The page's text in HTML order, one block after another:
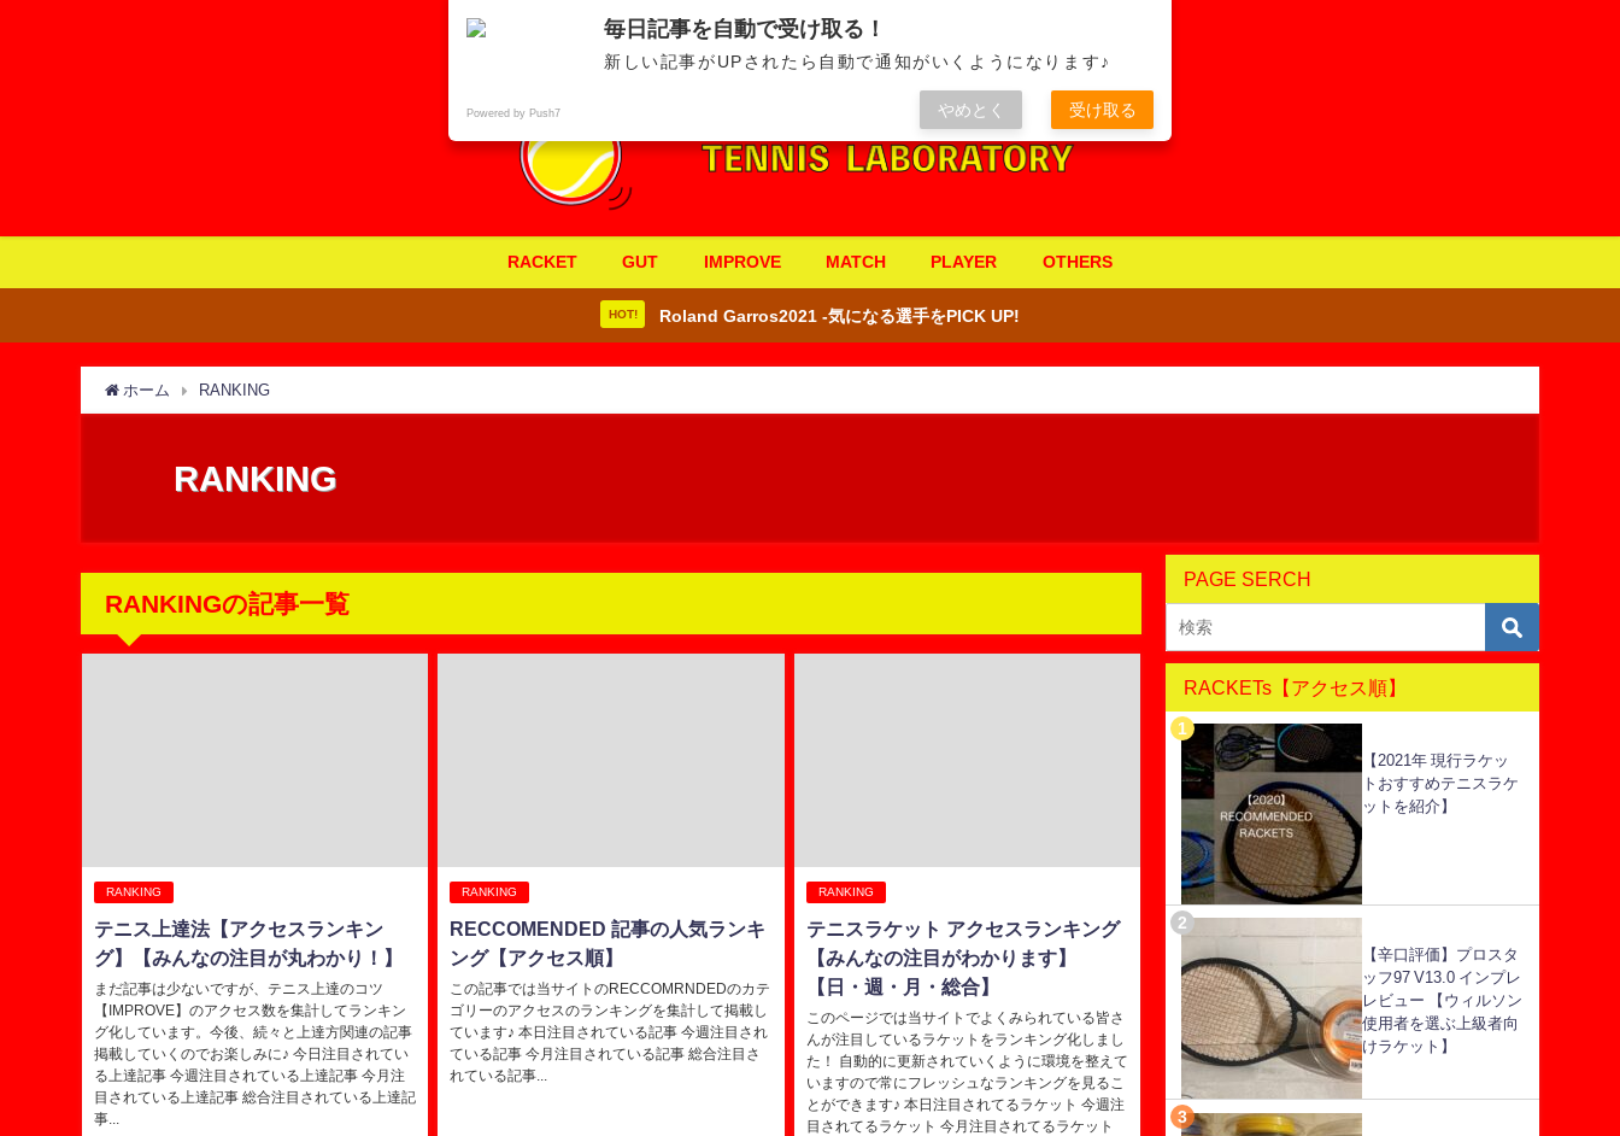
RACKET GUT IMPROVE MATCH PLAYER OTHERS
HOT! Roland Garros2021 -気になる選手をPICK UP!
ホーム RANKING
RANKING
RANKINGの記事一覧
RANKING
テニス上達法【アクセスランキン
グ】【みんなの注目が丸わかり！】
まだ記事は少ないですが、テニス上達のコツ
【IMPROVE】のアクセス数を集計してランキン
グ化しています。今後、続々と上達方関連の記事
掲載していくのでお楽しみに♪ 今日注目されてい
る上達記事 今週注目されている上達記事 今月注
目されている上達記事 総合注目されている上達記
事...
RANKING
RECCOMENDED 記事の人気ランキ
ング【アクセス順】
この記事では当サイトのRECCOMRNDEDのカテ
ゴリーのアクセスのランキングを集計して掲載し
ています♪ 本日注目されている記事 今週注目され
ている記事 今月注目されている記事 総合注目さ
れている記事...
RANKING
テニスラケット アクセスランキング
【みんなの注目がわかります】
【日・週・月・総合】
このページでは当サイトでよくみられている皆さ
んが注目しているラケットをランキング化しまし
た！ 自動的に更新されていくように環境を整えて
いますので常にフレッシュなランキングを見るこ
とができます♪ 本日注目されてるラケット 今週注
目されてるラケット 今月注目されてるラケット
PAGE SERCH
RACKETs【アクセス順】
【2021年 現行ラケッ
トおすすめテニスラケ
ットを紹介】
【辛口評価】プロスタ
ッフ97 V13.0 インプレ
レビュー 【ウィルソン
使用者を選ぶ上級者向
けラケット】
毎日記事を自動で受け取る！
新しい記事がUPされたら自動で通知がいくようになります♪
Powered by Push7 やめとく 受け取る